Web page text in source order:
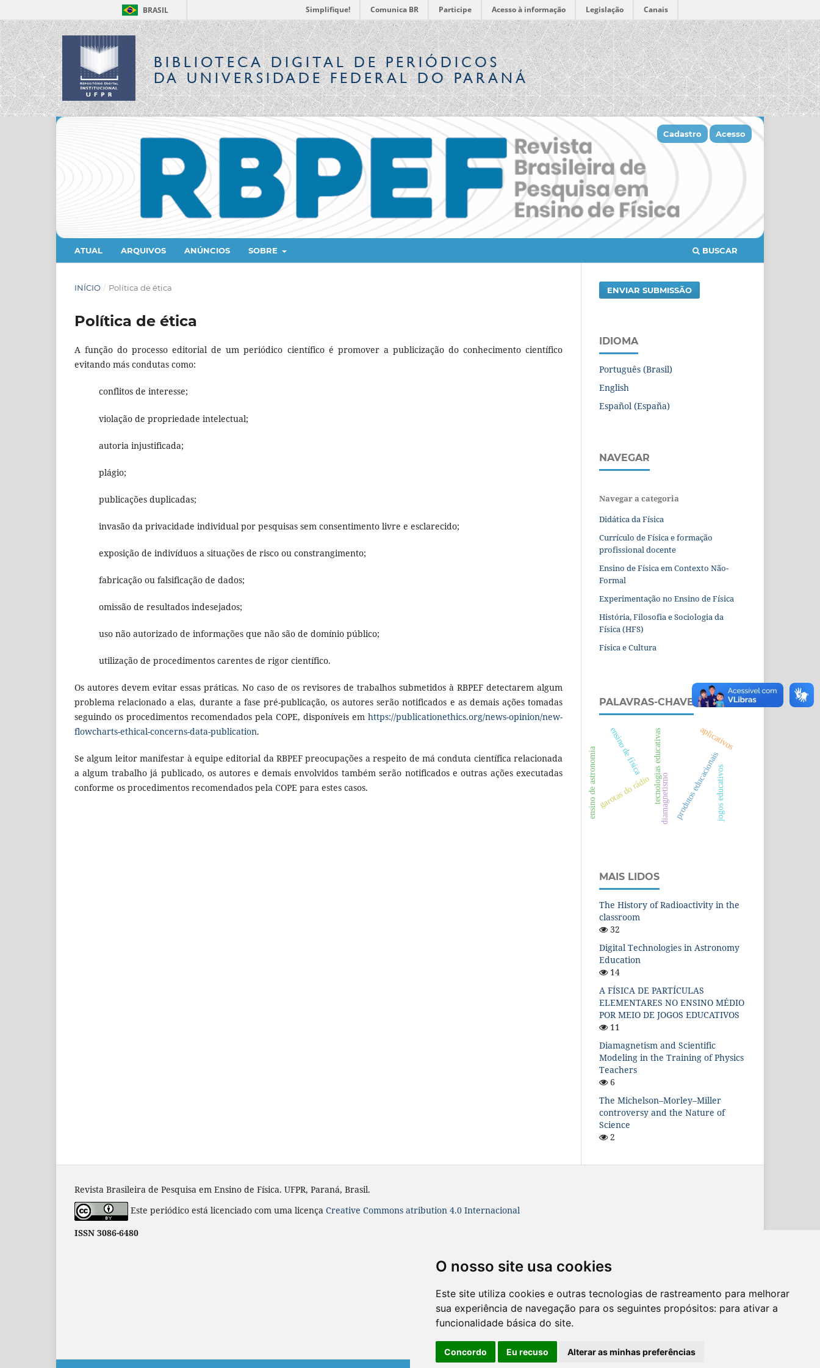
O nosso site usa cookies
Este site utiliza cookies e outras tecnologias de rastreamento para melhorar
sua experiência de navegação para os seguintes propósitos: para ativar a
funcionalidade básica do site.
Concordo Eu recuso Alterar as minhas preferências
BRASIL Simplifique! Comunica BR Participe Acesso à informação Legislação Canais
BIBLIOTECA DIGITALDE PERIÓDICOS
DA UNIVERSIDADE FEDERAL DO PARANÁ
ATUAL ARQUIVOS ANÚNCIOS SOBRE BUSCAR
Cadastro Acesso
INÍCIO / Política de ética
Política de ética
A função do processo editorial de um periódico científico é promover a publicização do conhecimento científico
evitando más condutas como:
conflitos de interesse;
violação de propriedade intelectual;
autoria injustificada;
plágio;
publicações duplicadas;
invasão da privacidade individual por pesquisas sem consentimento livre e esclarecido;
exposição de indivíduos a situações de risco ou constrangimento;
fabricação ou falsificação de dados;
omissão de resultados indesejados;
uso não autorizado de informações que não são de domínio público;
utilização de procedimentos carentes de rigor científico.
Os autores devem evitar essas práticas. No caso de os revisores de trabalhos submetidos à RBPEF detectarem algum
problema relacionado a elas, durante a fase pré-publicação, os autores serão notificados e as demais ações tomadas
seguindo os procedimentos recomendados pela COPE, disponíveis em https://publicationethics.org/news-opinion/new-
flowcharts-ethical-concerns-data-publication.
Se algum leitor manifestar à equipe editorial da RBPEF preocupações a respeito de má conduta científica relacionada
a algum trabalho já publicado, os autores e demais envolvidos também serão notificados e outras ações executadas
conforme os procedimentos recomendados pela COPE para estes casos.
ENVIAR SUBMISSÃO
IDIOMA
Português (Brasil)
English
Español (España)
NAVEGAR
Navegar a categoria
Didática da Física
Currículo de Física e formação
profissional docente
Ensino de Física em Contexto Não-
Formal
Experimentação no Ensino de Física
História, Filosofia e Sociologia da
Física (HFS)
Física e Cultura
PALAVRAS-CHAVE
diamagnetismo
tecnologias educativas
garotas do rádio produtos educacionaisjogos educativos
aplicativos
ensino de astronomia ensino de física
MAIS LIDOS
The History of Radioactivity in the
classroom
32
Digital Technologies in Astronomy
Education
14
A FÍSICA DE PARTÍCULAS
ELEMENTARES NO ENSINO MÉDIO
POR MEIO DE JOGOS EDUCATIVOS
11
Diamagnetism and Scientific
Modeling in the Training of Physics
Teachers
6
The Michelson–Morley–Miller
controversy and the Nature of
Science
2
Revista Brasileira de Pesquisa em Ensino de Física. UFPR, Paraná, Brasil.
Este periódico está licenciado com uma licença Creative Commons atribution 4.0 Internacional
ISSN 3086-6480